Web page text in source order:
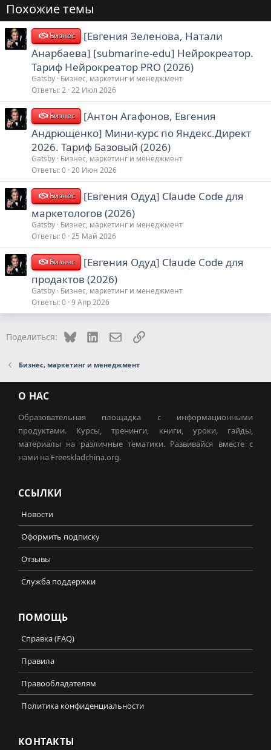
Похожие темы
Бизнес
[Евгения Зеленова, Натали
Анарбаева] [submarine-edu] Нейрокреатор.
Тариф Нейрокреатор PRO (2026)
Gatsby Бизнес, маркетинг и менеджмент
Ответы 2 22 Июл 2026
Бизнес
[Антон Агафонов, Евгения
Андрющенко] Мини-курс по Яндекс.Директ
2026. Тариф Базовый (2026)
Gatsby Бизнес, маркетинг и менеджмент
Ответы 0 20 Июн 2026
Бизнес
[Евгения Одуд] Claude Code для
маркетологов (2026)
Gatsby Бизнес, маркетинг и менеджмент
Ответы 0 25 Май 2026
Бизнес
[Евгения Одуд] Claude Code для
продактов (2026)
Gatsby Бизнес, маркетинг и менеджмент
Ответы 0 9 Апр 2026
Поделиться: Bluesky LinkedInЭлектронная почта
Ссылка
Бизнес, маркетинг и менеджмент
О НАС
Образовательная площадка с информационными
продуктами. Курсы, тренинги, книги, уроки, гайды,
материалы на различные тематики. Развивайся вместе с
нами на Freeskladchina.org.
ССЫЛКИ
Новости
Оформить подписку
Отзывы
Служба поддержки
ПОМОЩЬ
Справка (FAQ)
Правила
Правообладателям
Политика конфиденциальности
КОНТАКТЫ